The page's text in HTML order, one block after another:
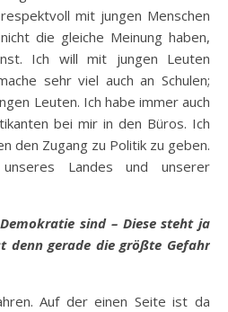
mit jungen Menschen
die gleiche Meinung haben,
Ich will mit jungen Leuten
sehr viel auch an Schulen;
Leuten. Ich habe immer auch
bei mir in den Büros. Ich
den Zugang zu Politik zu geben.
Landes und unserer
sind – Diese steht ja
denn gerade die größte Gefahr
Auf der einen Seite ist da